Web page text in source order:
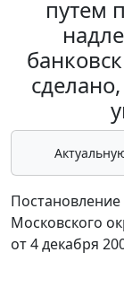
путем
Московского
от 4 декабря